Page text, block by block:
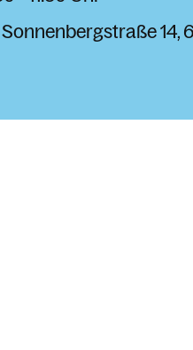
Sonnenbergstraße 14